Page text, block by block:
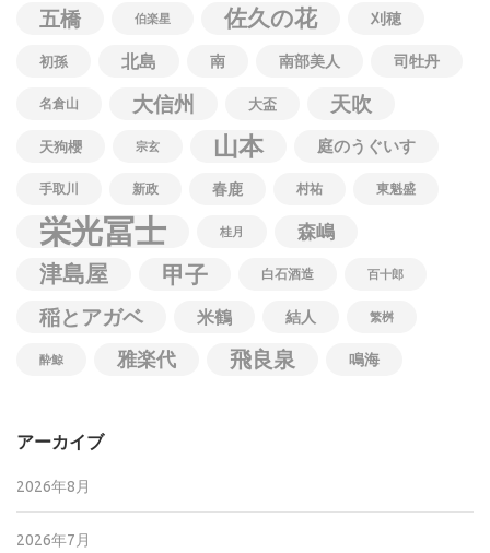
五橋
伯楽星 佐久の花 刈穂
初孫 北島 南 南部美人 司牡丹
名倉山 大信州 大盃 天吹
天狗櫻 宗玄 山本 庭のうぐいす
手取川 新政 春鹿 村祐 東魁盛
栄光冨士 桂月 森嶋
津島屋 甲子 白石酒造 百十郎
稲とアガベ 米鶴 結人 繁桝
酔鯨 雅楽代 飛良泉 鳴海
アーカイブ
2026年8月
2026年7月